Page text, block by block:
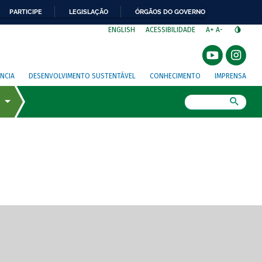
PARTICIPE LEGISLAÇÃO ÓRGÃOS DO GOVERNO
ENGLISH ACESSIBILIDADE A+ A-
DESENVOLVIMENTO SUSTENTÁVEL CONHECIMENTO IMPRENSA
de tela